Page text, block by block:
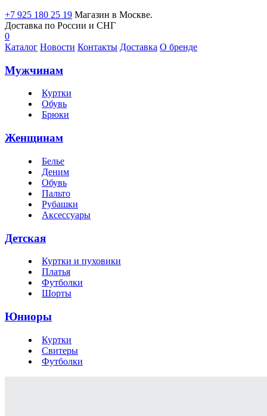
+7 925 180 25 19 Магазин в Москве.
Доставка по России и СНГ
0
Каталог Новости Контакты Доставка О бренде
Мужчинам
Куртки
Обувь
Брюки
Женщинам
Белье
Деним
Обувь
Пальто
Рубашки
Аксессуары
Детская
Куртки и пуховики
Платья
Футболки
Шорты
Юниоры
Куртки
Свитеры
Футболки